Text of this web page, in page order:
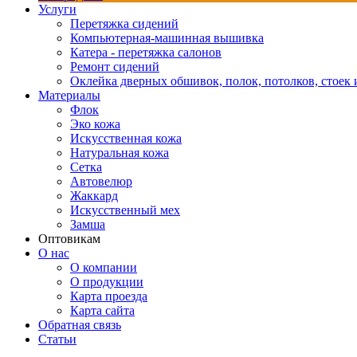
Услуги
Перетяжка сидений
Компьютерная-машинная вышивка
Катера - перетяжка салонов
Ремонт сидений
Оклейка дверных обшивок, полок, потолков, стоек
Материалы
Флок
Эко кожа
Искусственная кожа
Натуральная кожа
Сетка
Автовелюр
Жаккард
Искусственный мех
Замша
Оптовикам
О нас
О компании
О продукции
Карта проезда
Карта сайта
Обратная связь
Статьи